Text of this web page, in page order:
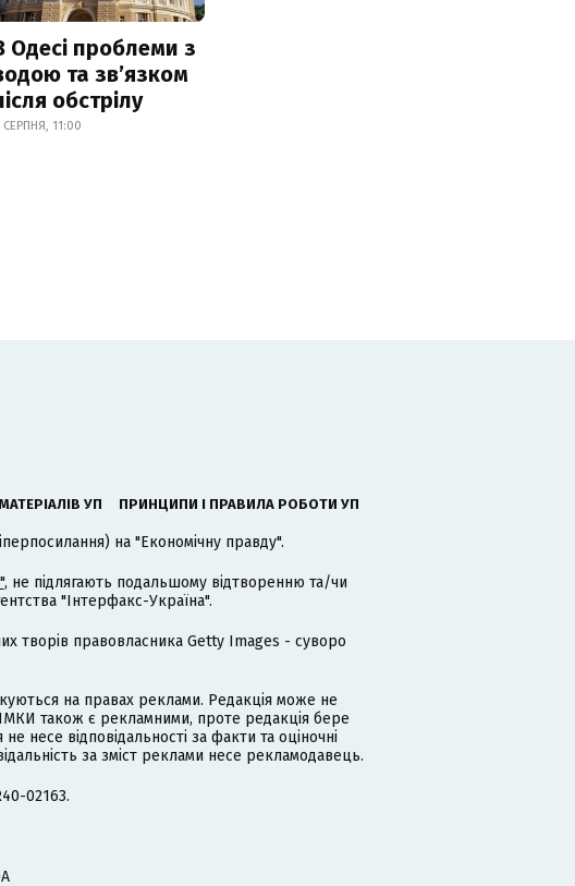
Одесі проблеми з
та звʼязком
обстрілу
СЕРПНЯ, 11:00
УП ПРИНЦИПИ І ПРАВИЛА РОБОТИ УП
на "Економічну правду".
, не підлягають подальшому відтворенню та/чи
"Інтерфакс-Україна".
творів правовласника Getty Images - суворо
на правах реклами. Редакція може не
також є рекламними, проте редакція бере
несе відповідальності за факти та оціночні
за зміст реклами несе рекламодавець.
02163.